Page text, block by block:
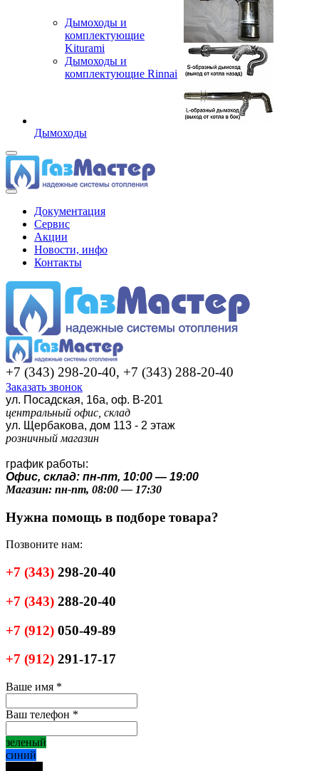
Дымоходы и
комплектующие
Kiturami
Дымоходы и
комплектующие Rinnai
Дымоходы
Документация
Сервис
Акции
Новости, инфо
Контакты
+7 (343) 298-20-40, +7 (343) 288-20-40
Заказать звонок
ул. Посадская, 16а, оф. В-201
центральный офис, склад
ул. Щербакова, дом 113 - 2 этаж
розничный магазин
график работы:
Офис, склад: пн-пт, 10:00 — 19:00
Магазин: пн-пт, 08:00 — 17:30
Нужна помощь в подборе товара?
Позвоните нам:
+7 (343) 298-20-40
+7 (343) 288-20-40
+7 (912) 050-49-89
+7 (912) 291-17-17
Ваше имя *
Ваш телефон *
зеленый
синий